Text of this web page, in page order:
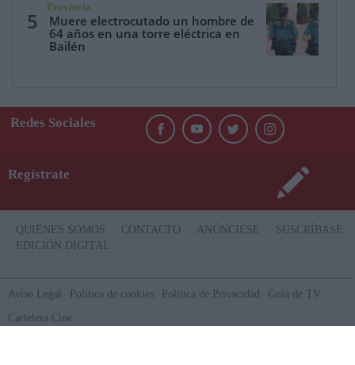
5
Provincia
Muere electrocutado un hombre de
64 años en una torre eléctrica en
Bailén
Redes Sociales
Regístrate
QUIÉNES SOMOS CONTACTO ANÚNCIESE
SUSCRÍBASE
EDICIÓN DIGITAL
Aviso Legal Politica de cookies Política de Privacidad
Guía de TV
Cartelera Cine